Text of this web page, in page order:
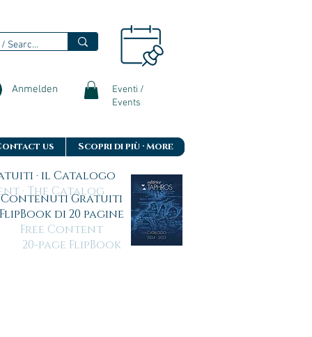
Anmelden
Eventi /
Events
us Scopri di più · More
· il Catalogo
· The Catalog
Contenuti Gratuiti
FlipBook di 20 pagine
Free Content
20-page FlipBook